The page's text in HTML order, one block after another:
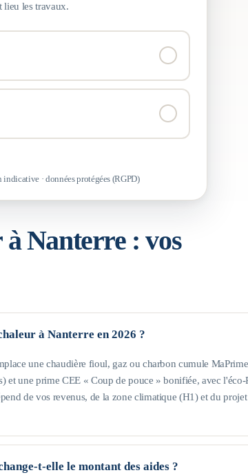
lieu les travaux.
indicative · données protégées (RGPD)
àNanterre: vos
à Nanterre en 2026 ?
une chaudière fioul, gaz ou charbon cumule
et une prime CEE « Coup de pouce » bonifiée, avec l'éco-
de vos revenus, de la zone climatique (H1) et du
t-elle le montant des aides ?